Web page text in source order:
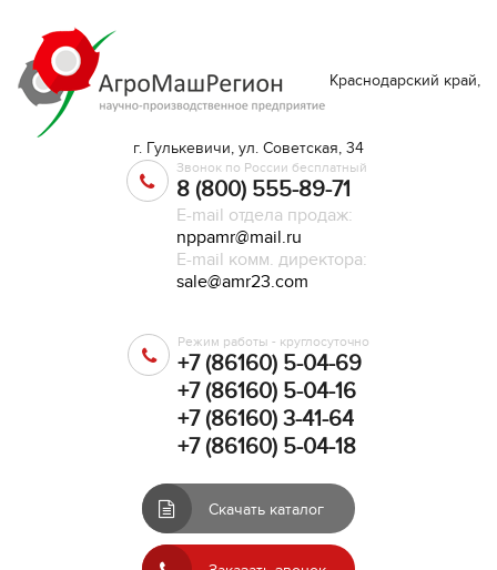
Краснодарский край,
г. Гулькевичи, ул. Советская, 34
Звонок по России бесплатный
8 (800) 555-89-71
E-mail отдела продаж:
nppamr@mail.ru
E-mail комм. директора:
sale@amr23.com
Режим работы - круглосуточно
+7 (86160) 5-04-69
+7 (86160) 5-04-16
+7 (86160) 3-41-64
+7 (86160) 5-04-18
Скачать каталог